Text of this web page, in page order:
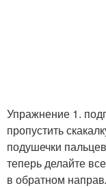
Упражнение 1.
пропустить
подушечки
теперь делайте
в обратном